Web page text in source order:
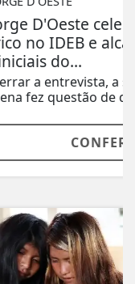
nota 7,4 nos
Neide
que o...